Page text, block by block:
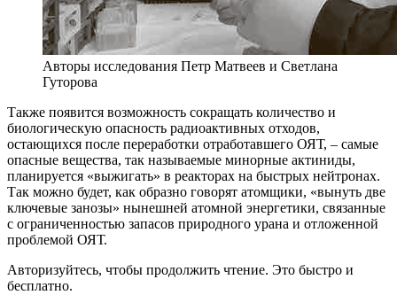
Авторы исследования Петр Матвеев и Светлана
Гуторова
Также появится возможность сокращать количество и
биологическую опасность радиоактивных отходов,
остающихся после переработки отработавшего ОЯТ, – самые
опасные вещества, так называемые минорные актиниды,
планируется «выжигать» в реакторах на быстрых нейтронах.
Так можно будет, как образно говорят атомщики, «вынуть две
ключевые занозы» нынешней атомной энергетики, связанные
с ограниченностью запасов природного урана и отложенной
проблемой ОЯТ.
Авторизуйтесь, чтобы продолжить чтение. Это быстро и
бесплатно.